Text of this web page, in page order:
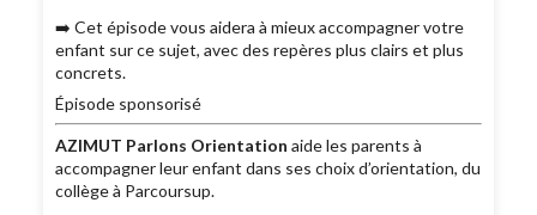
➡️ Cet épisode vous aidera à mieux accompagner votre
enfant sur ce sujet, avec des repères plus clairs et plus
concrets.
Épisode sponsorisé
AZIMUT Parlons Orientation aide les parents à
accompagner leur enfant dans ses choix d’orientation, du
collège à Parcoursup.